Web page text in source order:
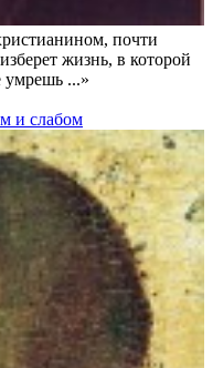
почти
жизнь, в которой
умрешь ...»
и слабом